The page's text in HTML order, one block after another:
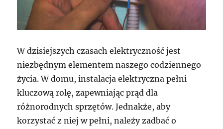
W dzisiejszych czasach elektryczność jest
niezbędnym elementem naszego codziennego
życia. W domu, instalacja elektryczna pełni
kluczową rolę, zapewniając prąd dla
różnorodnych sprzętów. Jednakże, aby
korzystać z niej w pełni, należy zadbać o